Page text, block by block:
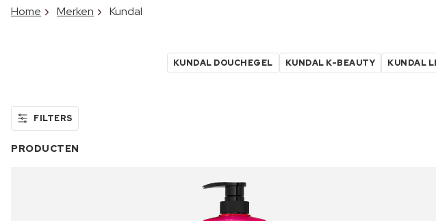
Home Merken Kundal
KUNDAL DOUCHEGEL KUNDAL K-BEAUTY KUNDAL
FILTERS
PRODUCTEN